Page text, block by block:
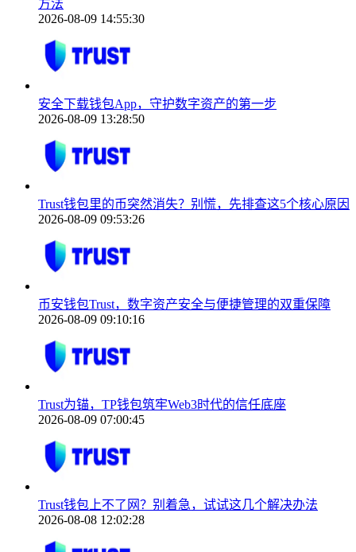
方法
2026-08-09 14:55:30
安全下载钱包App，守护数字资产的第一步
2026-08-09 13:28:50
Trust钱包里的币突然消失？别慌，先排查这5个核心原因
2026-08-09 09:53:26
币安钱包Trust，数字资产安全与便捷管理的双重保障
2026-08-09 09:10:16
Trust为锚，TP钱包筑牢Web3时代的信任底座
2026-08-09 07:00:45
Trust钱包上不了网？别着急，试试这几个解决办法
2026-08-08 12:02:28